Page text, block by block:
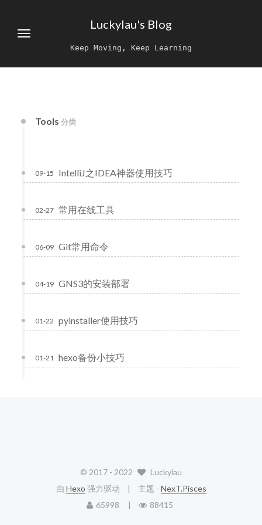
Luckylau's Blog
Keep Moving, Keep Learning
Tools 分类
IntelliJ之IDEA神器使用技巧
09-15
常用在线工具
02-27
Git常用命令
06-09
GNS3的安装部署
04-19
pyinstaller使用技巧
01-22
hexo备份小技巧
01-21
© 2017 - 2022
Luckylau
由 Hexo 强力驱动 主题 - NexT.Pisces
65998
88415